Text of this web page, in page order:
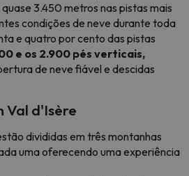
3.450 metros nas pistas mais
condições de neve durante toda
e quatro por cento das pistas
e os 2.900 pés verticais,
de neve fiável e descidas
Val d'Isère
divididas em três montanhas
uma oferecendo uma experiência